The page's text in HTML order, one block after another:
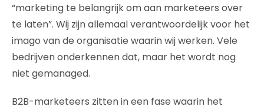
“marketing te belangrijk om aan marketeers over
te laten”. Wij zijn allemaal verantwoordelijk voor het
imago van de organisatie waarin wij werken. Vele
bedrijven onderkennen dat, maar het wordt nog
niet gemanaged.
B2B-marketeers zitten in een fase waarin het